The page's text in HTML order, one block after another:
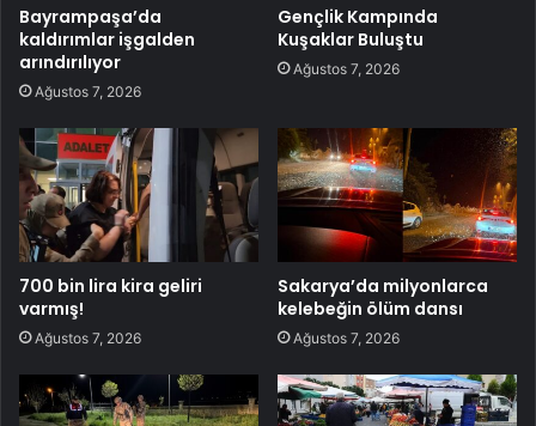
Bayrampaşa’da
kaldırımlar işgalden
arındırılıyor
Ağustos 7, 2026
Gençlik Kampında
Kuşaklar Buluştu
Ağustos 7, 2026
700 bin lira kira geliri
varmış!
Ağustos 7, 2026
Sakarya’da milyonlarca
kelebeğin ölüm dansı
Ağustos 7, 2026